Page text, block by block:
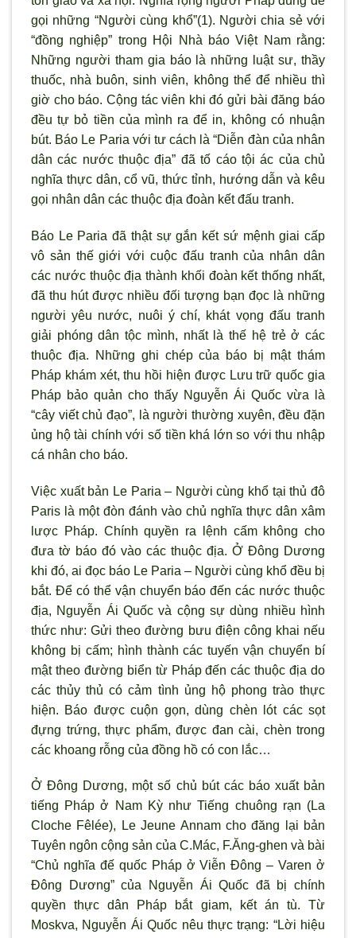
gọi những “Người cùng khổ”(1). Người chia sẻ với
“đồng nghiệp” trong Hội Nhà báo Việt Nam rằng:
Những người tham gia báo là những luật sư, thầy
thuốc, nhà buôn, sinh viên, không thể để nhiều thì
giờ cho báo. Cộng tác viên khi đó gửi bài đăng báo
đều tự bỏ tiền của mình ra để in, không có nhuận
bút. Báo Le Paria với tư cách là “Diễn đàn của nhân
dân các nước thuộc địa” đã tố cáo tội ác của chủ
nghĩa thực dân, cổ vũ, thức tỉnh, hướng dẫn và kêu
gọi nhân dân các thuộc địa đoàn kết đấu tranh.
Báo Le Paria đã thật sự gắn kết sứ mệnh giai cấp
vô sản thế giới với cuộc đấu tranh của nhân dân
các nước thuộc địa thành khối đoàn kết thống nhất,
đã thu hút được nhiều đối tượng bạn đọc là những
người yêu nước, nuôi ý chí, khát vọng đấu tranh
giải phóng dân tộc mình, nhất là thế hệ trẻ ở các
thuộc địa. Những ghi chép của báo bị mật thám
Pháp khám xét, thu hồi hiện được Lưu trữ quốc gia
Pháp bảo quản cho thấy Nguyễn Ái Quốc vừa là
“cây viết chủ đạo”, là người thường xuyên, đều đặn
ủng hộ tài chính với số tiền khá lớn so với thu nhập
cá nhân cho báo.
Việc xuất bản Le Paria – Người cùng khổ tại thủ đô
Paris là một đòn đánh vào chủ nghĩa thực dân xâm
lược Pháp. Chính quyền ra lệnh cấm không cho
đưa tờ báo đó vào các thuộc địa. Ở Ðông Dương
khi đó, ai đọc báo Le Paria – Người cùng khổ đều bị
bắt. Ðể có thể vận chuyển báo đến các nước thuộc
địa, Nguyễn Ái Quốc và cộng sự dùng nhiều hình
thức như: Gửi theo đường bưu điện công khai nếu
không bị cấm; hình thành các tuyến vận chuyển bí
mật theo đường biển từ Pháp đến các thuộc địa do
các thủy thủ có cảm tình ủng hộ phong trào thực
hiện. Báo được cuộn gọn, dùng chèn lót các sọt
đựng trứng, thực phẩm, được đan cài, chèn trong
các khoang rỗng của đồng hồ có con lắc…
Ở Ðông Dương, một số chủ bút các báo xuất bản
tiếng Pháp ở Nam Kỳ như Tiếng chuông rạn (La
Cloche Fêlée), Le Jeune Annam cho đăng lại bản
Tuyên ngôn cộng sản của C.Mác, F.Ăng-ghen và bài
“Chủ nghĩa đế quốc Pháp ở Viễn Ðông – Varen ở
Ðông Dương” của Nguyễn Ái Quốc đã bị chính
quyền thực dân Pháp bắt giam, kết án tù. Từ
Moskva, Nguyễn Ái Quốc nêu thực trạng: “Lời hiệu